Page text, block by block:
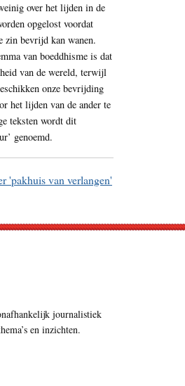
over het lijden in de
opgelost voordat
zin bevrijd kan wanen.
van boeddhisme is dat
van de wereld, terwijl
onze bevrijding
het lijden van de ander te
teksten wordt dit
genoemd.
'pakhuis van verlangen'
journalistiek
en inzichten.